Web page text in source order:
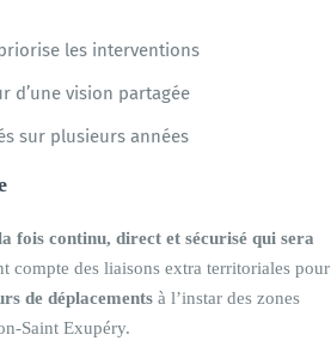
les interventions
d’une vision partagée
sur plusieurs années
fois continu, direct et sécurisé qui sera
compte des liaisons extra territoriales pour
de déplacements à l’instar des zones
Saint Exupéry.